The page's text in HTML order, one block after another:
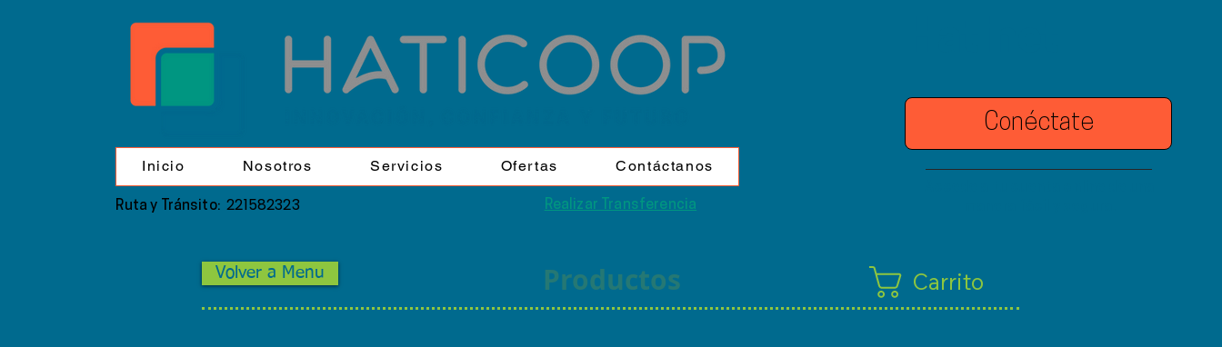
Inicio Nosotros Servicios Ofertas Contáctanos
Ruta y Tránsito:221582323 Realizar Transferencia
Conéctate
Volver a Menu Productos Carrito